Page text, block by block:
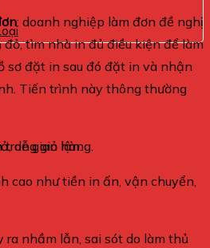
giỏ hàng.
: doanh nghiệp làm đơn đề nghị
tìm nhà in đủ điều kiện để làm
sơ đặt in sau đó đặt in và nhận
Tiến trình này thông thường
dễ gian lận.
cao như tiền in ấn, vận chuyển,
ra nhầm lẫn, sai sót do làm thủ